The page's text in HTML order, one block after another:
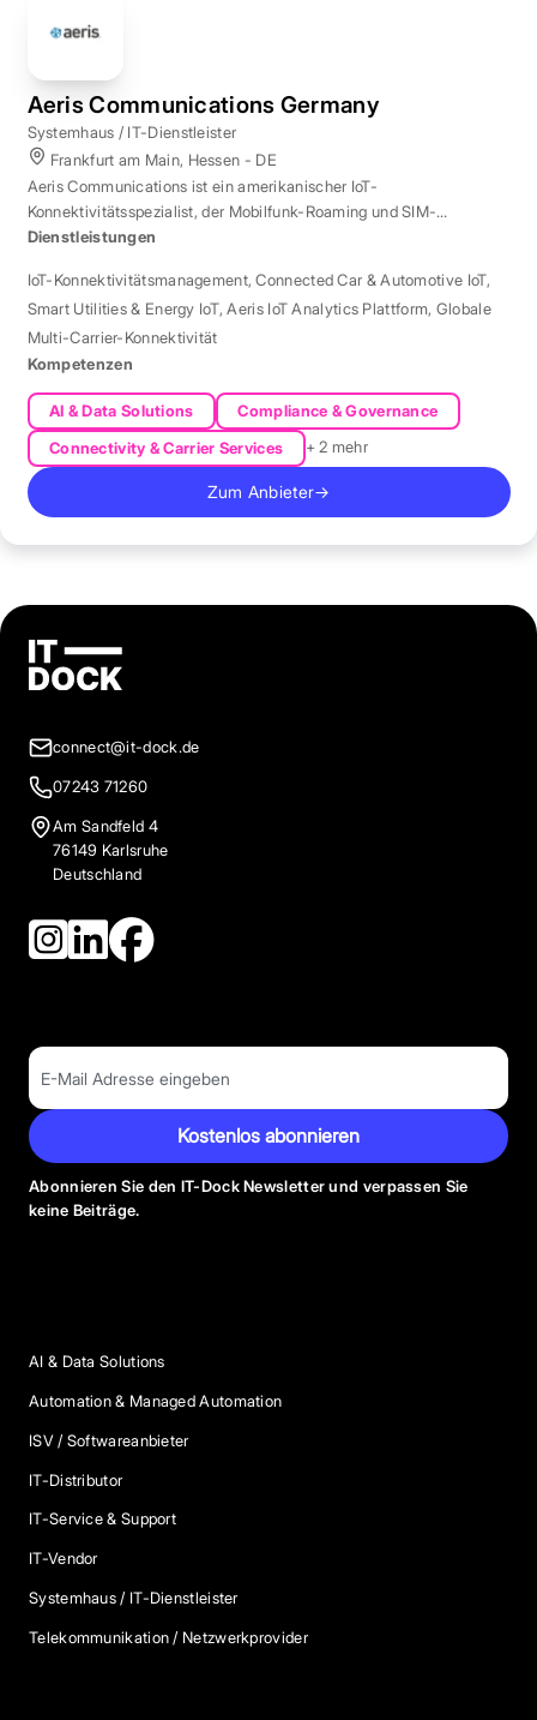
Aeris Communications Germany
Systemhaus / IT-Dienstleister
Frankfurt am Main, Hessen - DE
Aeris Communications ist ein amerikanischer IoT-
Konnektivitätsspezialist, der Mobilfunk-Roaming und SIM-
Management in über 190 Ländern verwaltet.
Dienstleistungen
IoT-Konnektivitätsmanagement,Connected Car & Automotive IoT,
Smart Utilities & Energy IoT,Aeris IoT Analytics Plattform, Globale
Multi-Carrier-Konnektivität
Kompetenzen
AI & Data Solutions
Compliance & Governance
Connectivity & Carrier Services
+ 2 mehr
Zum Anbieter→
connect@it-dock.de
07243 71260
Am Sandfeld 4
76149 Karlsruhe
Deutschland
Kostenlos abonnieren
Abonnieren Sie den IT-Dock Newsletter und verpassen Sie
keine Beiträge.
AI & Data Solutions
Automation & Managed Automation
ISV / Softwareanbieter
IT-Distributor
IT-Service & Support
IT-Vendor
Systemhaus / IT-Dienstleister
Telekommunikation / Netzwerkprovider